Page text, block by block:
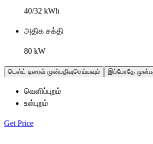
40/32 kWh
அதிக சக்தி
80 kW
டெஸ்ட் டிரைவ் முன்பதிவுசெய்யவும் இப்போதே
வெளிப்புறம்
உள்புறம்
Get Price